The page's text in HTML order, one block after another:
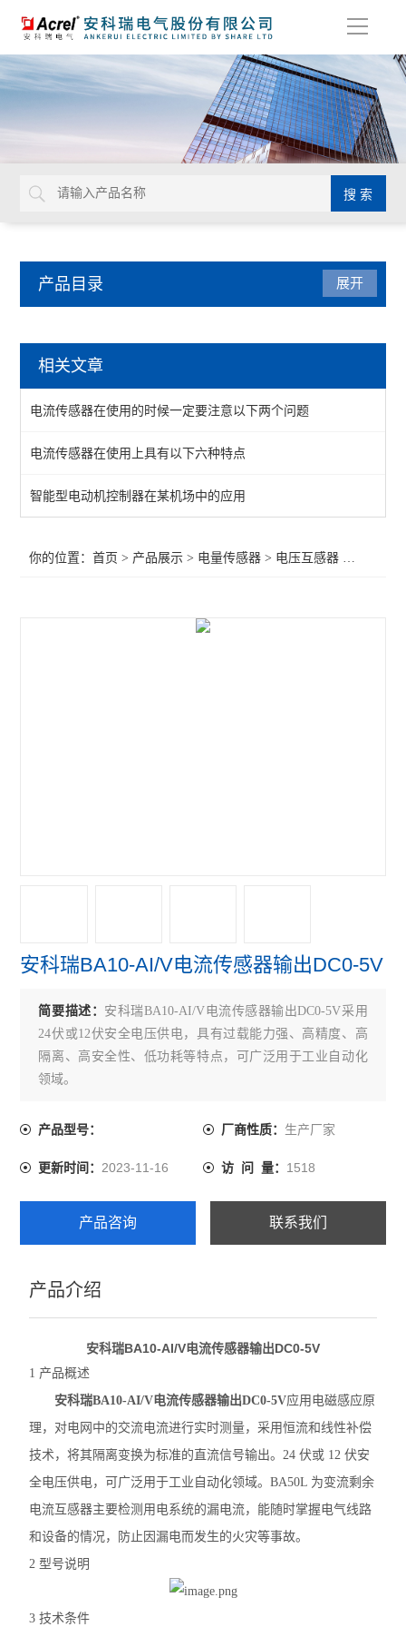
导
产品目录
隔离器
电流隔离器
交流电流传感器 输出4-20mA
剩余电流漏电流互感器
一进二出隔离器
三相三线电压变送器
三相四线电量变送器
BM系列模拟信号隔离器
BA系列交流电流传感器
霍尔传感器
电流变送器
查看全部 >>
展开
相关文章
电流传感器在使用的时候一定要注意以下两个问题
电流传感器在使用上具有以下六种特点
智能型电动机控制器在某机场中的应用
你的位置：首页 > 产品展示 > 电量传感器 > 电压互感器
安科瑞BA10-AI/V电流传感器输出DC0-5V
简要描述： 安科瑞BA10-AI/V电流传感器输出DC0-5V采用
24伏或12伏安全电压供电，具有过载能力强、高精度、高
隔离、高安全性、低功耗等特点，可广泛用于工业自动化
领域。
产品型号： 厂商性质： 生产厂家
更新时间：2023-11-16 访 问 量： 1518
产品咨询 联系我们
产品介绍
安科瑞BA10-AI/V电流传感器输出DC0-5V
1 产品概述
安科瑞BA10-AI/V电流传感器输出DC0-5V应用电磁感应原
理，对电网中的交流电流进行实时测量，采用恒流和线性补偿
技术，将其隔离变换为标准的直流信号输出。24 伏或 12 伏安
全电压供电，可广泛用于工业自动化领域。BA50L 为变流剩余
电流互感器主要检测用电系统的漏电流，能随时掌握电气线路
和设备的情况，防止因漏电而发生的火灾等事故。
2 型号说明
3 技术条件